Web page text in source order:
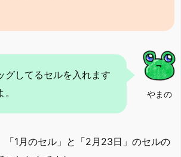
やまの
グしてるセルを入れます
「1月のセル」と「2月23日」のセルの